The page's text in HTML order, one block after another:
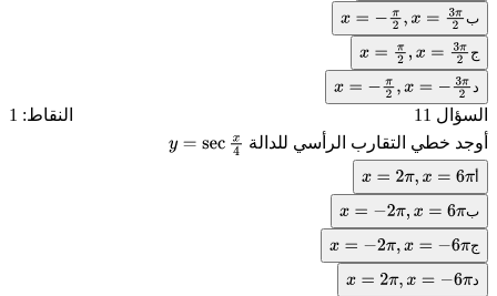
ب
x =− ,x = 3π2
ج
x =π 2,x=3 π2
x =− ,x = −3π2
السؤال 11
النقاط: 1
أوجد خطي التقارب الرأسي للدالة
y =secx4
x =2 π,x=6π
ب
x =− π,x=6π
ج
x =− π,x=−6 π
x =2 π,x = −6π